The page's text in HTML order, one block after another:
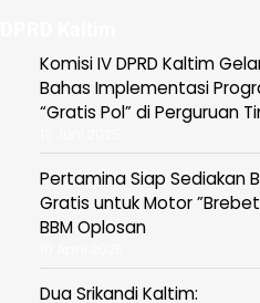
Komisi IV DPRD Kaltim
Bahas Implementasi
“Gratis Pol” di Perguruan
Pertamina Siap Sediakan
Gratis untuk Motor
BBM Oplosan
Dua Srikandi Kaltim: